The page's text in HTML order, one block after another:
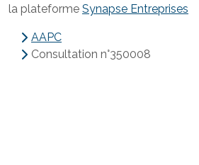
la plateforme Synapse Entreprises
AAPC
Consultation n°350008